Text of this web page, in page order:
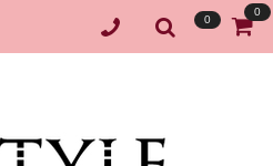
0
0